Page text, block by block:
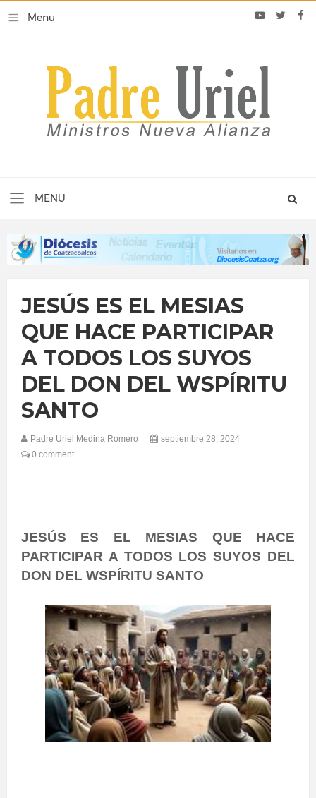
JESÚS ES EL MESIAS
QUE HACE PARTICIPAR
A TODOS LOS SUYOS
DEL DON DEL WSPÍRITU
SANTO
Padre Uriel Medina Romero
septiembre 28, 2024
0 comment
JESÚS ES EL MESIAS QUE HACE
PARTICIPAR A TODOS LOS SUYOS DEL
DON DEL WSPÍRITU SANTO